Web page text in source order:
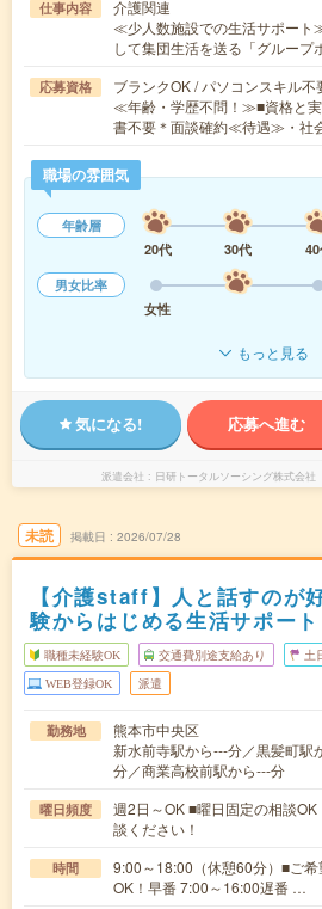
仕事内容
介護関連
≪少人数施設での生活サポート
して集団生活を送る「グルー
応募資格
ブランクOK / パソコンスキル不
≪年齢・学歴不問！≫■資格と
書不要＊面談確約≪待遇≫・社
職場の雰囲気
年齢層
20代
30代
男女比率
女性
もっと見る
気になる! 応募へ進む
派遣会社 日研トータルソーシング株式会
未読 掲載日 2026/07/28
【介護staff】人と話すのが
験からはじめる生活サポート
職種未経験OK 交通費別途支給あり 土
WEB登録OK 派遣
勤務地
熊本市中央区
新水前寺駅から---分／黒髪町駅
分／商業高校前駅から---分
曜日頻度
週2日～OK ■曜日固定の相談
談ください！
時間
9:00～18:00（休憩60分）■ご
OK！早番 7:00～16:00遅番 …